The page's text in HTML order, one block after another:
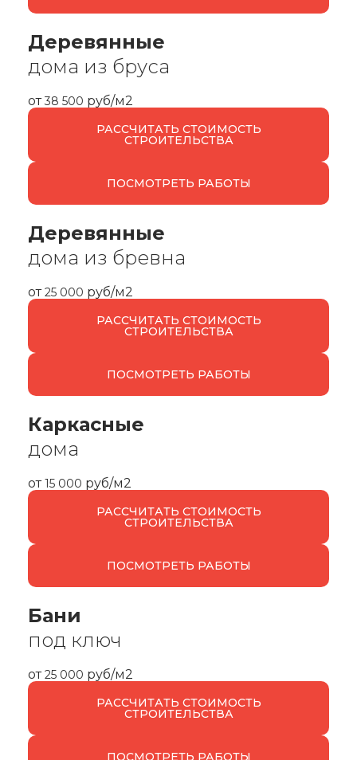
Деревянные
дома из бруса
от38 500 руб/м2
РАССЧИТАТЬ СТОИМОСТЬ
СТРОИТЕЛЬСТВА
ПОСМОТРЕТЬ РАБОТЫ
Деревянные
дома из бревна
от25 000 руб/м2
РАССЧИТАТЬ СТОИМОСТЬ
СТРОИТЕЛЬСТВА
ПОСМОТРЕТЬ РАБОТЫ
Каркасные
дома
от15 000 руб/м2
РАССЧИТАТЬ СТОИМОСТЬ
СТРОИТЕЛЬСТВА
ПОСМОТРЕТЬ РАБОТЫ
Бани
под ключ
от25 000 руб/м2
РАССЧИТАТЬ СТОИМОСТЬ
СТРОИТЕЛЬСТВА
ПОСМОТРЕТЬ РАБОТЫ